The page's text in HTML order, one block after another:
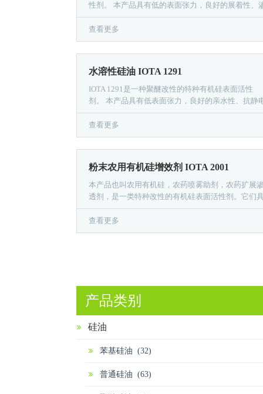
性剂。 本产品具有低的表面张力，良好的展着性、
透性及乳化分散性，是农药助剂。易溶于甲醇、异
醇、丙酮、二甲苯和二氯甲烷，可分散于水。
查看更多
水溶性硅油 IOTA 1291
IOTA 1291是一种聚醚改性的特种有机硅表面活性
剂。 本产品具有低表面张力，良好的亲水性、抗静
柔软平滑性和透气性。易溶于乙醇、丙酮，可跟水
意比例互溶。
查看更多
粉末农用有机硅增效剂 IOTA 2001
本产品也叫农用有机硅，农药喷雾助剂，农药扩展
透剂，是一类特种改性的有机硅表面活性剂。它们
有很低的表面张力，按一定比例加入农药后，可使
药在植物叶面蜡质层等难以湿润的表面实现快速湿
润、分散，并渗透到植物毛孔，杀死害虫，提高药
查看更多
产品类别
硅油
苯基硅油 (32)
普通硅油 (63)